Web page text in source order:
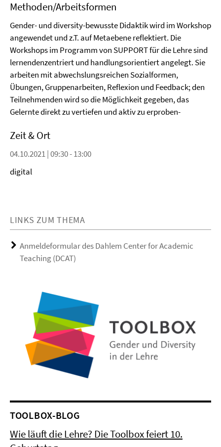
Methoden/Arbeitsformen
Gender- und diversity-bewusste Didaktik wird im Workshop
angewendet und z.T. auf Metaebene reflektiert. Die
Workshops im Programm von SUPPORT für die Lehre sind
lernendenzentriert und handlungsorientiert angelegt. Sie
arbeiten mit abwechslungsreichen Sozialformen,
Übungen, Gruppenarbeiten, Reflexion und Feedback; den
Teilnehmenden wird so die Möglichkeit gegeben, das
Gelernte direkt zu vertiefen und aktiv zu erproben-
Zeit & Ort
04.10.2021 | 09:30 - 13:00
digital
LINKS ZUM THEMA
Anmeldeformular des Dahlem Center for Academic
Teaching (DCAT)
TOOLBOX-BLOG
Wie läuft die Lehre? Die Toolbox feiert 10.